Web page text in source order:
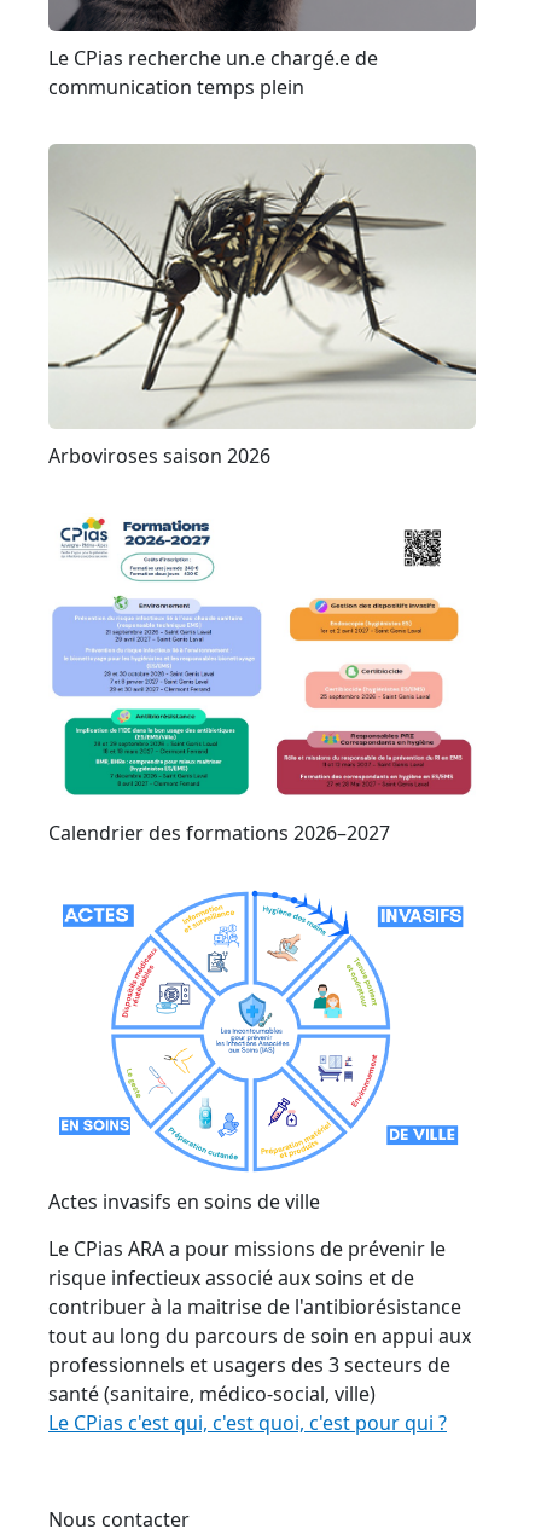
Le CPias recherche un.e chargé.e de
communication temps plein
Arboviroses saison 2026
Calendrier des formations 2026–2027
Actes invasifs en soins de ville
Le CPias ARA a pour missions de prévenir le
risque infectieux associé aux soins et de
contribuer à la maitrise de l'antibiorésistance
tout au long du parcours de soin en appui aux
professionnels et usagers des 3 secteurs de
santé (sanitaire, médico-social, ville)
Le CPias c'est qui, c'est quoi, c'est pour qui ?
Nous contacter